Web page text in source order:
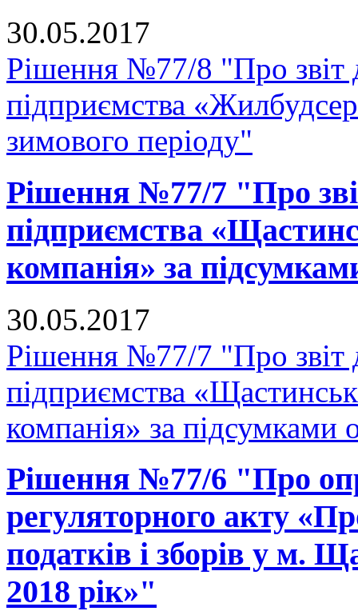
30.05.2017
Рішення №77/8 "Про звіт
підприємства
зимового періоду"
Рішення №77/7 "Про
підприємства
компанія» за
30.05.2017
Рішення №77/7 "Про звіт
підприємства
компанія» за підсумками
Рішення №77/6 "Про
регуляторного акту
податків і зборів у м.
2018 рік»"